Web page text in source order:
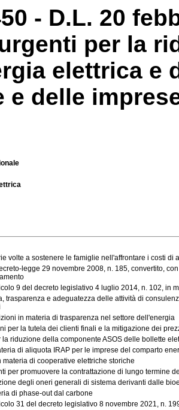
- D.L. 20
per la
elettrica e
e delle
volte a sostenere le famiglie nell'affrontare i costi
legge 29 novembre 2008, n. 185, convertito,
9 del decreto legislativo 4 luglio 2014, n. 102, in
trasparenza e adeguatezza delle attività di
in materia di trasparenza nel settore dell'energia
per la tutela dei clienti finali e la mitigazione dei
la riduzione della componente ASOS delle bollette
di aliquota IRAP per le imprese del comparto
materia di cooperative elettriche storiche
per promuovere la contrattazione di lungo termine
degli oneri generali di sistema derivanti dalle
di phase-out dal carbone
31 del decreto legislativo 8 novembre 2021, n.